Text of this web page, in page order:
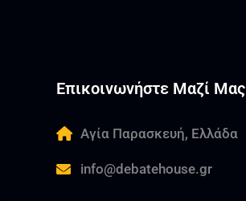
Επικοινωνήστε Μαζί Μας
Αγία Παρασκευή, Ελλάδα
info@debatehouse.gr